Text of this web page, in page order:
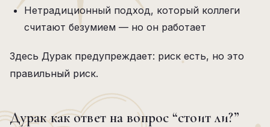
Нетрадиционный подход, который коллеги
считают безумием — но он работает
Здесь Дурак предупреждает: риск есть, но это
правильный риск.
Дурак как ответ на вопрос “стоит ли?”